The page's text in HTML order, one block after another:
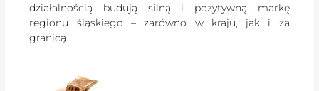
działalnością budują silną i pozytywną markę
regionu śląskiego – zarówno w kraju, jak i za
granicą.